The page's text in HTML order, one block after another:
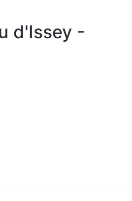
d'Issey -